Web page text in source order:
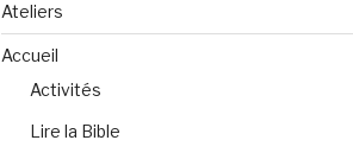
Ateliers
Accueil
Activités
Lire la Bible